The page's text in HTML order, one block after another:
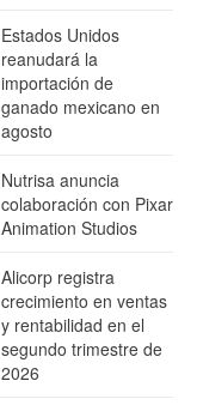
Estados Unidos
reanudará la
importación de
ganado mexicano en
agosto
Nutrisa anuncia
colaboración con Pixar
Animation Studios
Alicorp registra
crecimiento en ventas
y rentabilidad en el
segundo trimestre de
2026